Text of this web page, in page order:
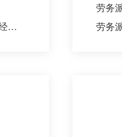
食品（含保健食品）经营许可注销
劳务
劳务